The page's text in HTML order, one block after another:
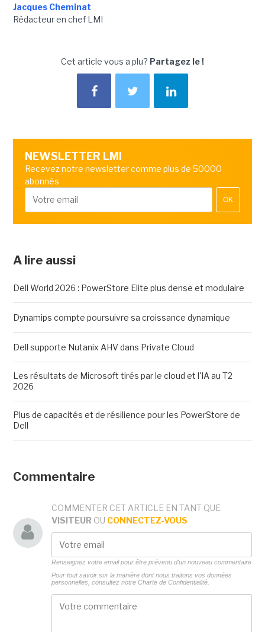
Jacques Cheminat
Rédacteur en chef LMI
Cet article vous a plu? Partagez le !
NEWSLETTER LMI
Recevez notre newsletter comme plus de 50000
abonnés
OK
A lire aussi
Dell World 2026 : PowerStore Elite plus dense et modulaire
Dynamips compte poursuivre sa croissance dynamique
Dell supporte Nutanix AHV dans Private Cloud
Les résultats de Microsoft tirés par le cloud et l'IA au T2
2026
Plus de capacités et de résilience pour les PowerStore de
Dell
Commentaire
COMMENTER CET ARTICLE EN TANT QUE
VISITEUR OU CONNECTEZ-VOUS
Renseignez votre email pour être prévenu d'un nouveau commentaire
Pour tout savoir sur la manière dont nous traitons vos données
personnelles, consultez notre Charte de Confidentialité.